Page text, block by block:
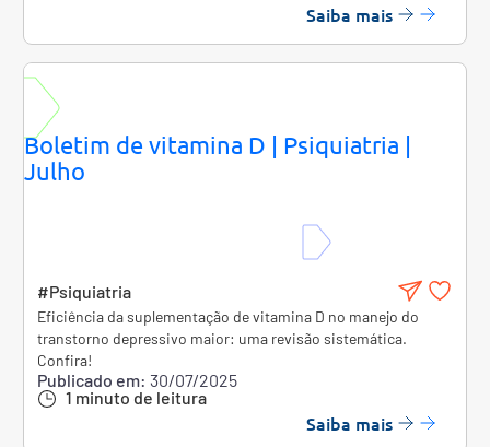
Saiba mais
Boletim de vitamina D | Psiquiatria |
Julho
#Psiquiatria
Eficiência da suplementação de vitamina D no manejo do
transtorno depressivo maior: uma revisão sistemática.
Confira!
Publicado em: 30/07/2025
1 minuto de leitura
Saiba mais